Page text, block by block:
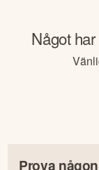
Något
Prova